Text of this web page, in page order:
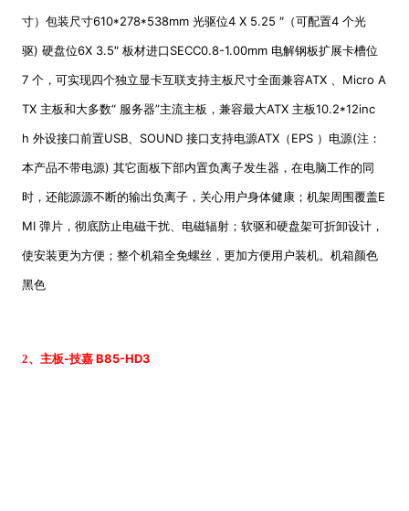
寸）包装尺寸610*278*538mm 光驱位4 X 5.25 ″（可配置4 个光
驱) 硬盘位6X 3.5″ 板材进口SECC0.8-1.00mm 电解钢板扩展卡槽位
7 个，可实现四个独立显卡互联支持主板尺寸全面兼容ATX
Micro A
TX 主板和大多数“ 服务器”主流主板，兼容最大ATX 主板10.2*12inc
h 外设接口前置USB SOUND 接口支持电源ATX （EPS ）电源(注：
本产品不带电源) 其它面板下部内置负离子发生器，在电脑工作的同
时，还能源源不断的输出负离子，关心用户身体健康；机架周围覆盖E
MI 弹片，彻底防止电磁干扰、电磁辐射；软驱和硬盘架可折卸设计，
使安装更为方便；整个机箱全免螺丝，更加方便用户装机。机箱颜色
黑色
2、主板-技嘉 B85-HD3